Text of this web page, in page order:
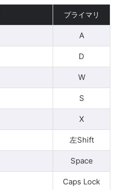
プライマリ
A
D
W
S
X
左Shift
Space
Caps Lock